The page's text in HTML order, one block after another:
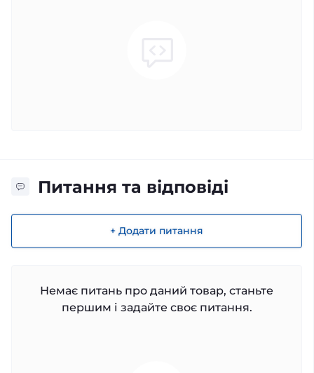
Питання та відповіді
+ Додати питання
Немає питань про даний товар, станьте
першим і задайте своє питання.